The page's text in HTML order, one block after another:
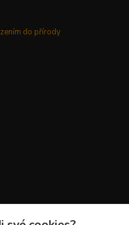
do přírody